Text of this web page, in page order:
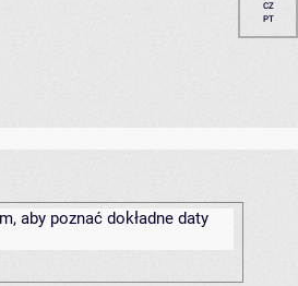
CZ
PT
aby poznać dokładne daty